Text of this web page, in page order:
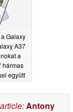
Galaxy
A37
a
hármas
együtt
2025 : Antony